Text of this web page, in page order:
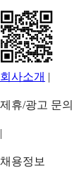
회사소개 |
제휴/광고 문의
|
채용정보